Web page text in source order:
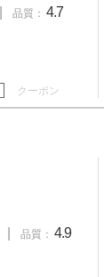
品質： 4.7
クーポン
品質： 4.9